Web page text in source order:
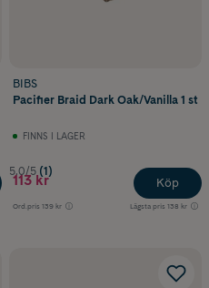
BIBS
Pacifier Braid Dark Oak/Vanilla 1 st
FINNS I LAGER
5.0/5 (1)
113 kr
Ord.pris 139 kr Lägsta pris 138 kr
Köp